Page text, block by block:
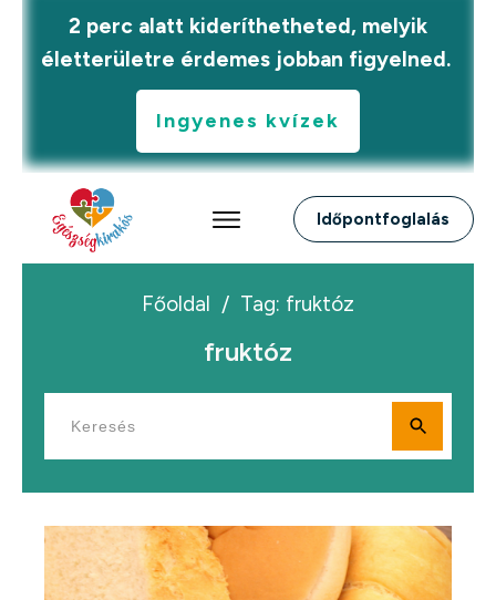
2 perc alatt kideríthetheted, melyik
életterületre érdemes jobban figyelned.
Ingyenes kvízek
Időpontfoglalás
Főoldal / Tag: fruktóz
fruktóz